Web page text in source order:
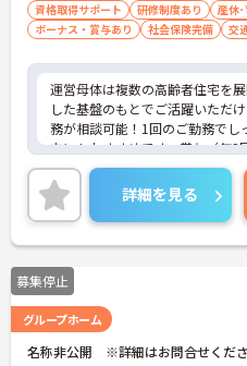
資格取得サポート
研修制度あり
産休
ボーナス・賞与あり
社会保険完備 交
運営母体は複数の高齢者住宅を
した基盤のもとでご活躍いただ
務が相談可能！1回のご勤務でし
方にもおすすめです。賞与（年2
昇給の実績もあり、あなたの頑
価されます。無料の社員給食（1
らの復職をサポートする育児給
度（最大10万円）、資格取得支
補助）など、福利厚生も充実し
やキャリアパス制度も整っており
目指したい方にも最適です。ご興
面接対策ポイントなど、さらに詳
のでお気軽にご相談ください！
詳細を見る
募集停止
グループホーム
名称非公開 ※詳細はお問合せくだ